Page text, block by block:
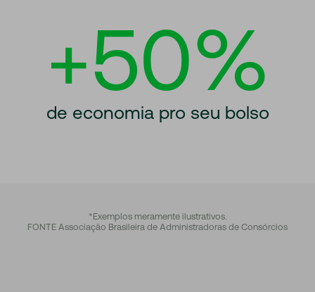
+50%
de economia pro seu bolso
*Exemplos meramente ilustrativos.
FONTE Associação Brasileira de Administradoras de Consórcios